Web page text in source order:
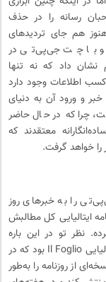
رسانه را در حذف
هم جای تردیدهای
با چت جی‌پی‌تی در
داد که نه تنها
اطلاعات وجود دارد
و ورود آن به دنیای
چراکه در حال حاضر
معتقدند که
خواهد گرفت.
را به خبرهای روز
ایتالیایی کل مطالبش
نظر تو در این باره
چیست؟» منظور من روزنامه ایتالیایی Il Foglio بود که در
از روزنامه را به‌طور